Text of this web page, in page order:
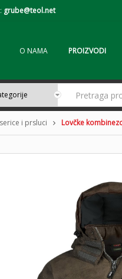
grube@teol.net
O NAMA PROIZVODI
i prsluci Lovčke